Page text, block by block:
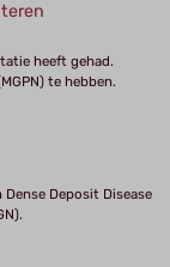
heeft gehad.
te hebben.
Deposit Disease